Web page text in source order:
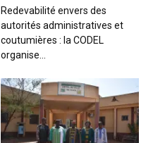
Redevabilité envers des
autorités administratives et
coutumières : la CODEL
organise...